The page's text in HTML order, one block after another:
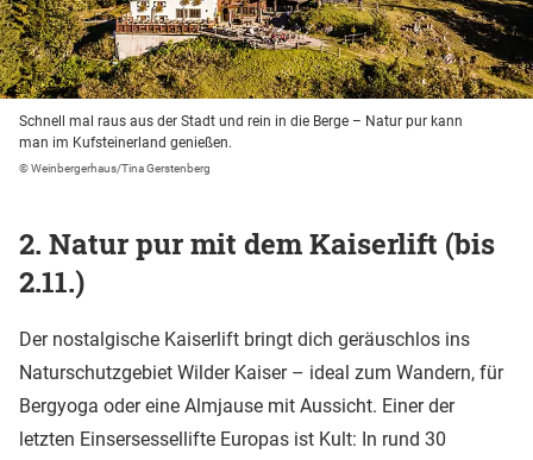
Schnell mal raus aus der Stadt und rein in die Berge – Natur pur kann
man im Kufsteinerland genießen.
© Weinbergerhaus/Tina Gerstenberg
2. Natur pur mit dem Kaiserlift (bis
2.11.)
Der nostalgische Kaiserlift bringt dich geräuschlos ins
Naturschutzgebiet Wilder Kaiser – ideal zum Wandern, für
Bergyoga oder eine Almjause mit Aussicht. Einer der
letzten Einsersessellifte Europas ist Kult: In rund 30